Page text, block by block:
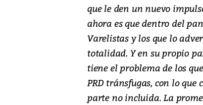
que le den un nuevo
ahora es que dentro del
Varelistas y los que lo
totalidad. Y en su propio
tiene el problema de los
PRD tránsfugas, con lo
parte no incluida. La